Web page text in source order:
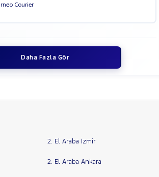
Courier
Daha Fazla Gör
2. El Araba İzmir
2. El Araba Ankara